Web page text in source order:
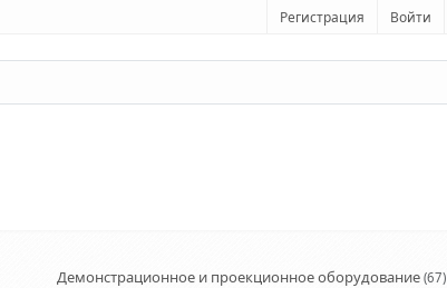
Регистрация Войти
Демонстрационное и проекционное оборудование (67)